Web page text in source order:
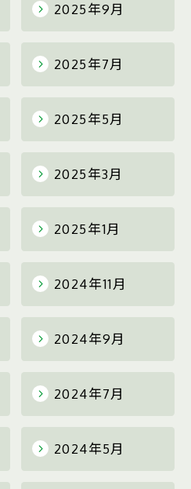
2025年9月
2025年7月
2025年5月
2025年3月
2025年1月
2024年11月
2024年9月
2024年7月
2024年5月